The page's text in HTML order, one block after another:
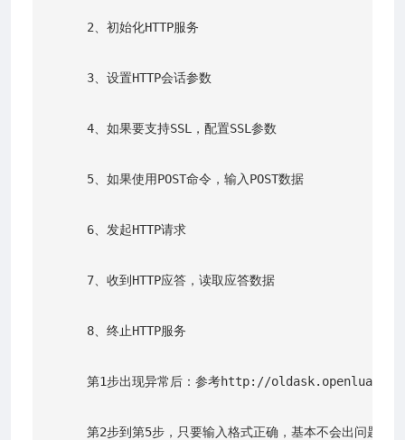
     2、初始化HTTP服务
     3、设置HTTP会话参数
     4、如果要支持SSL，配置SSL参数
     5、如果使用POST命令，输入POST数据
     6、发起HTTP请求
     7、收到HTTP应答，读取应答数据
     8、终止HTTP服务
第1步出现异常后：参考http://
第2步到第5步，只要输入格式正确，基本不会出问题；